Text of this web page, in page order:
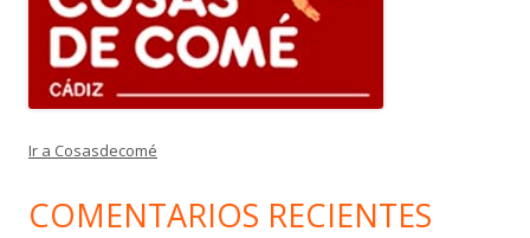
Ir a Cosasdecomé
COMENTARIOS RECIENTES